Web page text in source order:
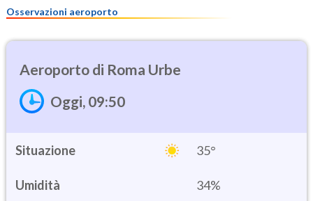
Osservazioni aeroporto
Roma Urbe
Oggi, 09:50
Situazione 35°
Umidità 34%